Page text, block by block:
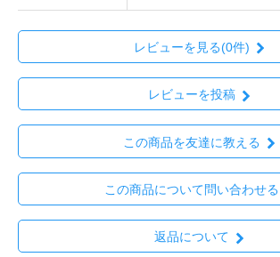
レビューを見る(0件)
レビューを投稿
この商品を友達に教える
この商品について問い合わせる
返品について